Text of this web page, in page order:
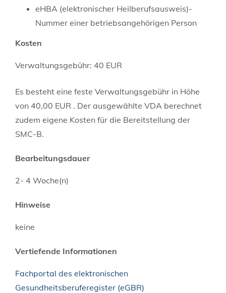
eHBA (elektronischer Heilberufsausweis)-
Nummer einer betriebsangehörigen Person
Kosten
Verwaltungsgebühr: 40 EUR
Es besteht eine feste Verwaltungsgebühr in Höhe
von 40,00 EUR . Der ausgewählte VDA berechnet
zudem eigene Kosten für die Bereitstellung der
SMC-B.
Bearbeitungsdauer
2- 4 Woche(n)
Hinweise
keine
Vertiefende Informationen
Fachportal des elektronischen
Gesundheitsberuferegister (eGBR)